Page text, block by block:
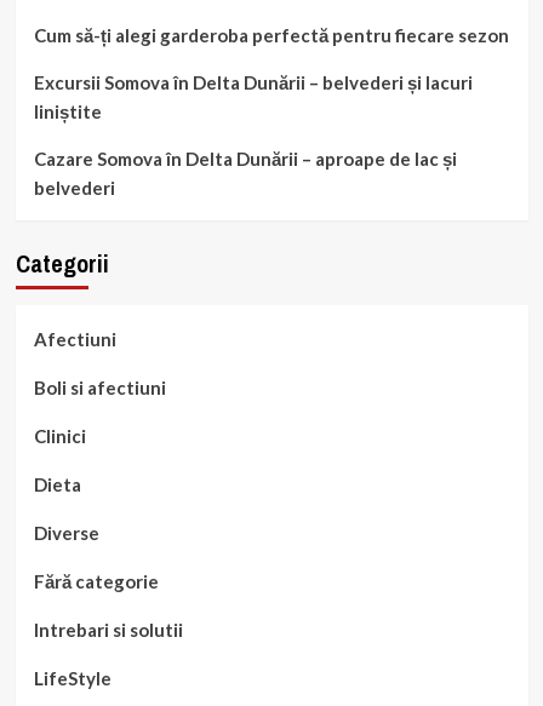
Cum să-ți alegi garderoba perfectă pentru fiecare sezon
Excursii Somova în Delta Dunării – belvederi și lacuri
liniștite
Cazare Somova în Delta Dunării – aproape de lac și
belvederi
Categorii
Afectiuni
Boli si afectiuni
Clinici
Dieta
Diverse
Fără categorie
Intrebari si solutii
LifeStyle